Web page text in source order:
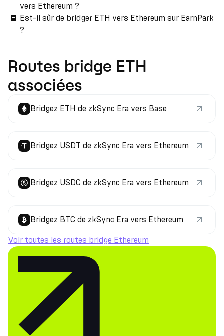
vers Ethereum ?
Est-il sûr de bridger ETH vers Ethereum sur EarnPark
?
Routes bridge ETH
associées
Bridgez ETH de zkSync Era vers Base
Bridgez USDT de zkSync Era vers Ethereum
Bridgez USDC de zkSync Era vers Ethereum
Bridgez BTC de zkSync Era vers Ethereum
Voir toutes les routes bridge Ethereum